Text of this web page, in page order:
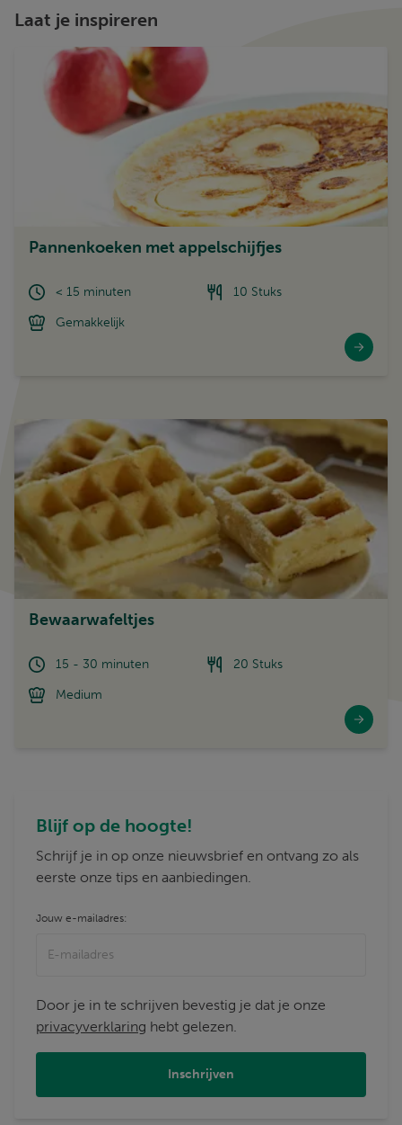
Laat je inspireren
Pannenkoeken met appelschijfjes
< 15 minuten
10 Stuks
Gemakkelijk
Bewaarwafeltjes
15 - 30 minuten
20 Stuks
Medium
Blijf op de hoogte!
Schrijf je in op onze nieuwsbrief en ontvang zo als
eerste onze tips en aanbiedingen.
Jouw e-mailadres:
Door je in te schrijven bevestig je dat je onze
privacyverklaring hebt gelezen.